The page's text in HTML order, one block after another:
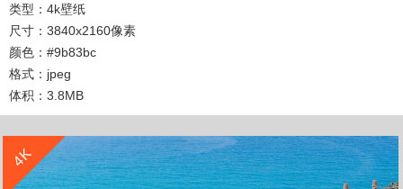
类型：4k壁纸
尺寸：3840x2160像素
颜色：#9b83bc
格式：jpeg
体积：3.8MB
4K
立 即 下 载
收 藏